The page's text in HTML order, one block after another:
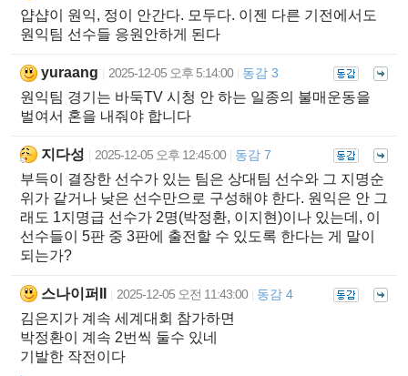
얍샵이 원익, 정이 안간다. 모두다. 이젠 다른 기전에서도
원익팀 선수들 응원안하게 된다
yuraang 2025-12-05 오후 5:14:00 동감 3
원익팀 경기는 바둑TV 시청 안 하는 일종의 불매운동을
벌여서 혼을 내줘야 합니다
지다성 2025-12-05 오후 12:45:00 동감 7
부득이 결장한 선수가 있는 팀은 상대팀 선수와 그 지명순
위가 같거나 낮은 선수만으로 구성해야 한다. 원익은 안 그
래도 1지명급 선수가 2명(박정환, 이지현)이나 있는데, 이
선수들이 5판 중 3판에 출전할 수 있도록 한다는 게 말이
되는가?
스나이퍼II 2025-12-05 오전 11:43:00 동감 4
김은지가 계속 세계대회 참가하면
박정환이 계속 2번씩 둘수 있네
기발한 작전이다